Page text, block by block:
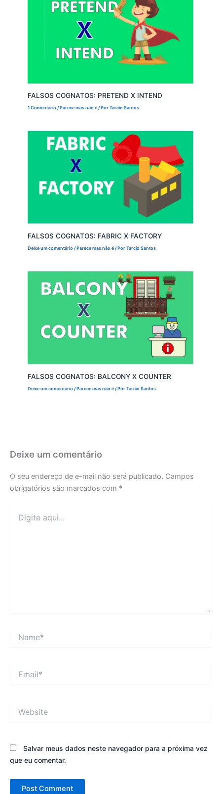
FALSOS COGNATOS: PRETEND X INTEND
1 Comentário /Parece mas não é/ PorTarcio Santos
FALSOS COGNATOS: FABRIC X FACTORY
Deixe um comentário /Parece mas não é/ PorTarcio Santos
FALSOS COGNATOS: BALCONY X COUNTER
Deixe um comentário /Parece mas não é/ PorTarcio Santos
Deixe um comentário
O seu endereço de e-mail não será publicado. Campos
obrigatórios são marcados com *
aqui...
Salvar meus dados neste navegador para a próxima vez
que eu comentar.